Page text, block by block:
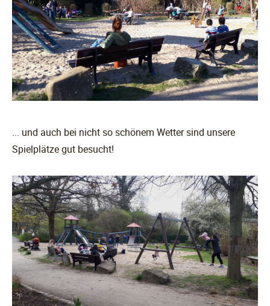
... und auch bei nicht so schönem Wetter sind unsere
Spielplätze gut besucht!